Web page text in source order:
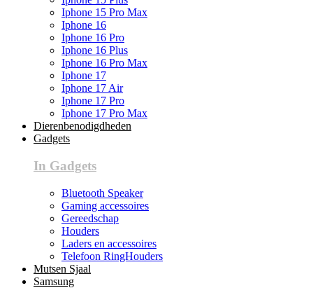
Iphone 15 Pro Max
Iphone 16
Iphone 16 Pro
Iphone 16 Plus
Iphone 16 Pro Max
Iphone 17
Iphone 17 Air
Iphone 17 Pro
Iphone 17 Pro Max
Dierenbenodigdheden
Gadgets
In Gadgets
Bluetooth Speaker
Gaming accessoires
Gereedschap
Houders
Laders en accessoires
Telefoon RingHouders
Mutsen Sjaal
Samsung